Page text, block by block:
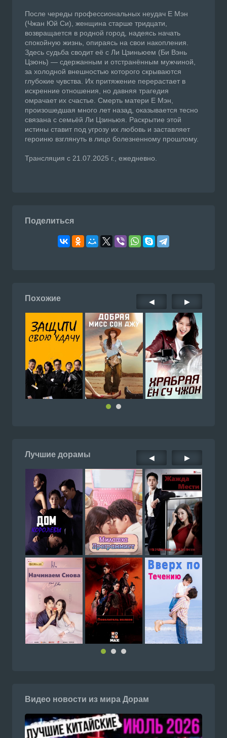
После череды профессиональных неудач Е Мэн
(Чжан Юй Си), женщина старше тридцати,
возвращается в родной город, надеясь начать
спокойную жизнь, опираясь на свои накопления.
Здесь судьба сводит её с Ли Цзиньюем (Би Вэнь
Цзюнь) — сдержанным и отстранённым мужчиной,
за холодной внешностью которого скрываются
глубокие чувства. Их притяжение перерастает в
искренние отношения, но давняя трагедия
омрачает их счастье. Смерть матери Е Мэн,
произошедшая много лет назад, оказывается тесно
связана с семьёй Ли Цзиньюя. Раскрытие этой
истины ставит под угрозу их любовь и заставляет
героиню взглянуть в лицо болезненному прошлому.
Трансляция с 21.07.2025 г., ежедневно.
Поделиться
Похожие ◀ ▶
Лучшие дорамы ◀ ▶
Видео новости из мира Дорам